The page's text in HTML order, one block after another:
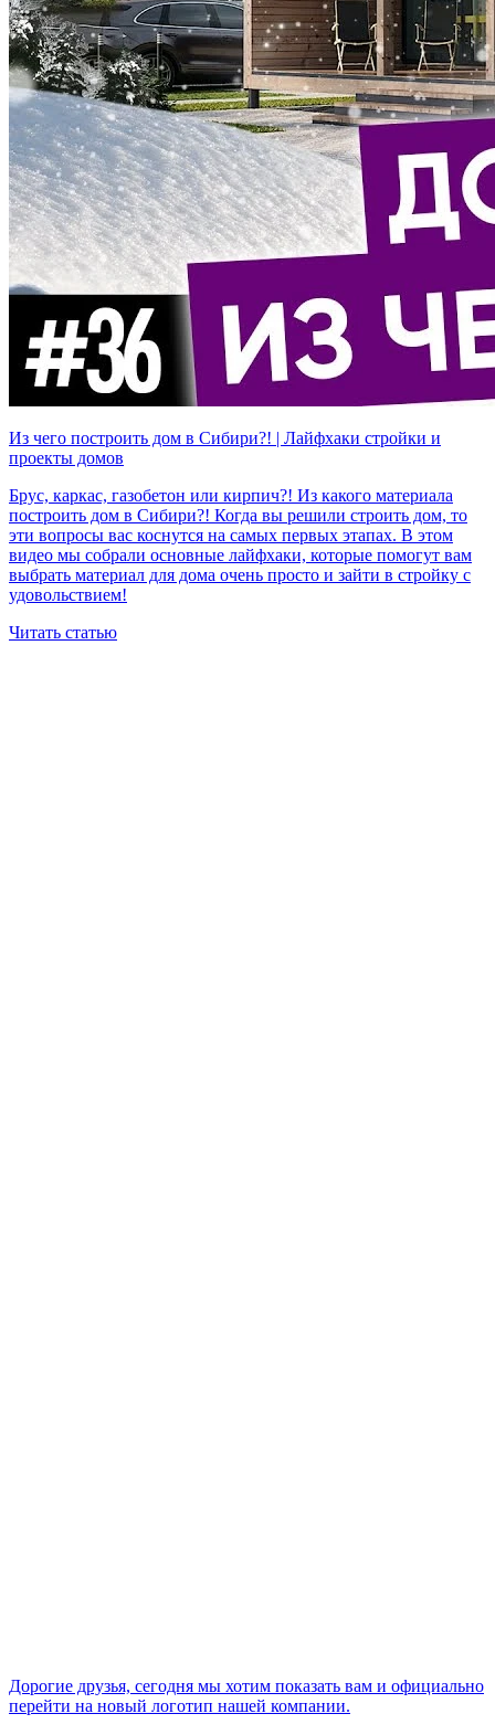
Из чего построить дом в Сибири?! | Лайфхаки стройки и
проекты домов
Брус, каркас, газобетон или кирпич?! Из какого материала
построить дом в Сибири?! Когда вы решили строить дом, то
эти вопросы вас коснутся на самых первых этапах. В этом
видео мы собрали основные лайфхаки, которые помогут вам
выбрать материал для дома очень просто и зайти в стройку с
удовольствием!
Читать статью
Дорогие друзья, сегодня мы хотим показать вам и официально
перейти на новый логотип нашей компании.